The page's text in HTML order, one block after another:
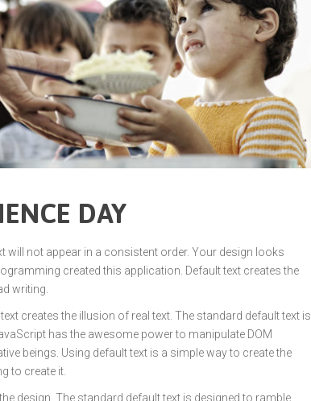
DAY
will not appear in a consistent order. Your design looks
created this application. Default text creates the
writing.
creates the illusion of real text. The standard default text is
has the awesome power to manipulate DOM
beings. Using default text is a simple way to create the
to create it.
design. The standard default text is designed to ramble